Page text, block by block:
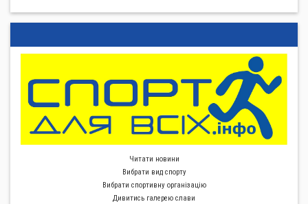
Читати новини
Вибрати вид спорту
Вибрати спортивну органiзацiю
Дивитись галерею слави